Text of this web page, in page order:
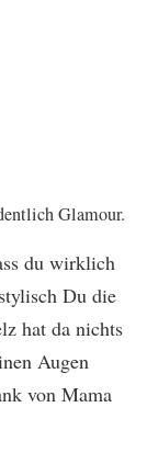
Glamour.
du wirklich
Du die
hat da nichts
Augen
von Mama